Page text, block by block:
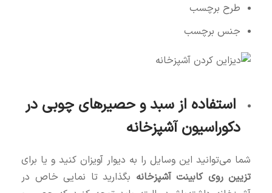
طرح برچسب
جنس برچسب
استفاده از سبد و حصیرهای چوبی در
دکوراسیون آشپزخانه
شما می‌توانید این وسایل را به دیوار آویزان کنید و یا برای
تزیین روی کابینت آشپزخانه بگذارید تا نمایی خاص در